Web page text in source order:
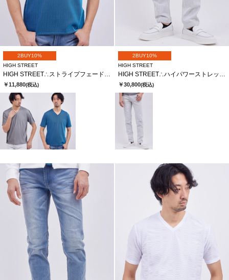
2BUY10%
HIGH STREET
HIGH STREET∴ストライプフェードリブＶネックハンソデＴＣＳ
￥11,880(税込)
2BUY10%
HIGH STREET
HIGH STREET∴ハイパワーストレッチスリムテーパードデニム
￥30,800(税込)